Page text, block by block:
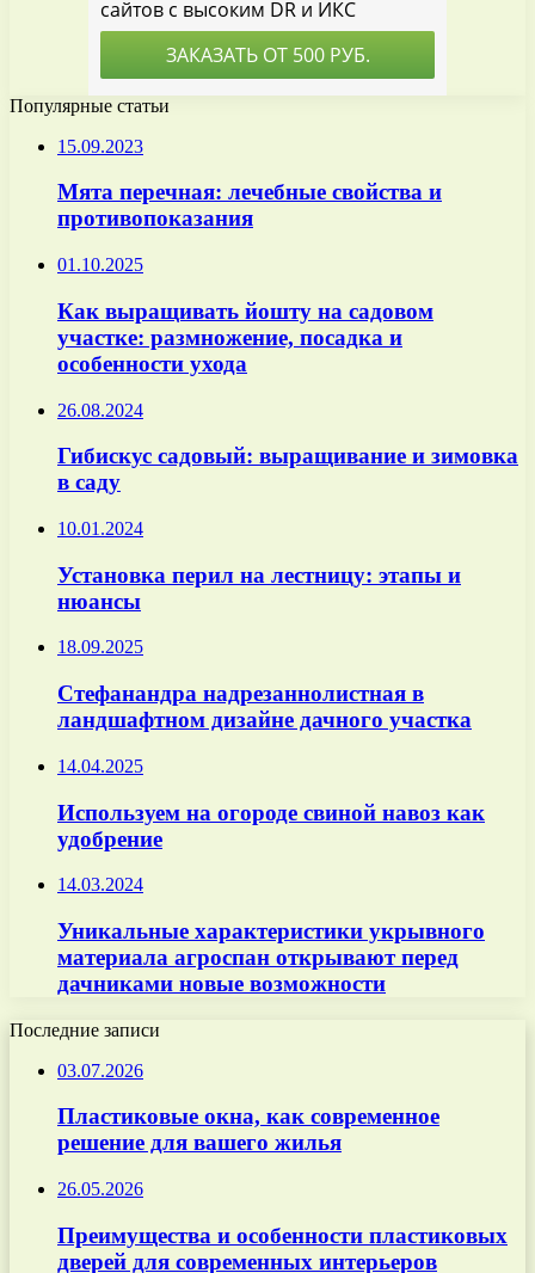
Популярные статьи
15.09.2023
Мята перечная: лечебные свойства и
противопоказания
01.10.2025
Как выращивать йошту на садовом
участке: размножение, посадка и
особенности ухода
26.08.2024
Гибискус садовый: выращивание и зимовка
в саду
10.01.2024
Установка перил на лестницу: этапы и
нюансы
18.09.2025
Стефанандра надрезаннолистная в
ландшафтном дизайне дачного участка
14.04.2025
Используем на огороде свиной навоз как
удобрение
14.03.2024
Уникальные характеристики укрывного
материала агроспан открывают перед
дачниками новые возможности
Последние записи
03.07.2026
Пластиковые окна, как современное
решение для вашего жилья
26.05.2026
Преимущества и особенности пластиковых
дверей для современных интерьеров